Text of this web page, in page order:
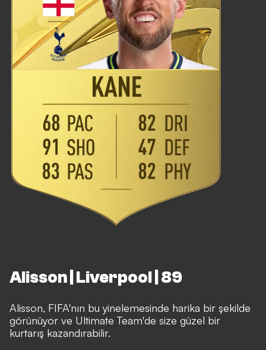
Alisson | Liverpool | 89
Alisson, FIFA'nın bu yinelemesinde harika bir şekilde
görünüyor ve Ultimate Team'de size güzel bir
kurtarış kazandırabilir.